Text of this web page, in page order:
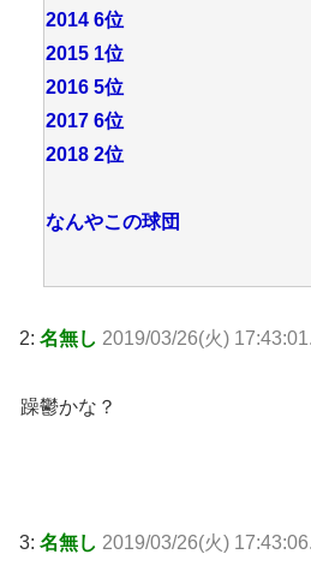
2014 6位
2015 1位
2016 5位
2017 6位
2018 2位
なんやこの球団
2: 名無し 2019/03/26(火)
躁鬱かな？
3: 名無し 2019/03/26(火)